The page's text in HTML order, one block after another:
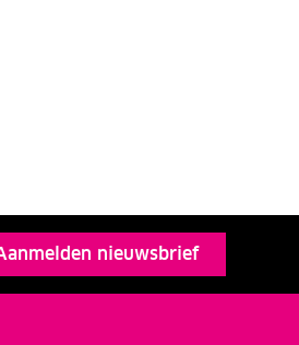
nieuwsbrief